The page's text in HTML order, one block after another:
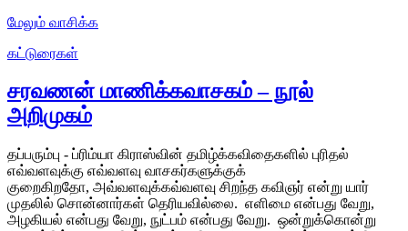
மேலும் வாசிக்க
கட்டுரைகள்
சரவணன் மாணிக்கவாசகம் – நூல்
அறிமுகம்
தப்பரும்பு - ப்ரிம்யா கிராஸ்வின் தமிழ்க்கவிதைகளில் புரிதல்
எவ்வளவுக்கு எவ்வளவு வாசகர்களுக்குக்
குறைகிறதோ, அவ்வளவுக்கவ்வளவு சிறந்த கவிஞர் என்று யார்
முதலில் சொன்னார்கள் தெரியவில்லை. எளிமை என்பது வேறு,
அழகியல் என்பது வேறு, நுட்பம் என்பது வேறு. ஒன்றுக்கொன்று